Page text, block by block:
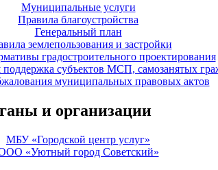
Муниципальные услуги
Правила благоустройства
Генеральный план
землепользования и застройки
градостроительного проектирования
субъектов МСП, самозанятых
муниципальных правовых актов
и организации
МБУ «Городской центр услуг»
«Уютный город Советский»